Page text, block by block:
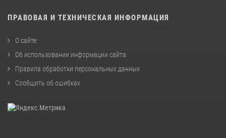
ПРАВОВАЯ И ТЕХНИЧЕСКАЯ ИНФОРМАЦИЯ
О сайте
Об использовании информации сайта
Правила обработки персональных данных
Сообщить об ошибках